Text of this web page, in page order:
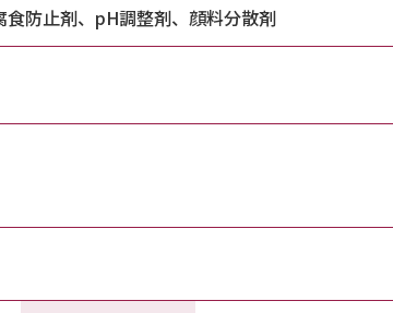
防止剤、pH調整剤、顔料分散剤